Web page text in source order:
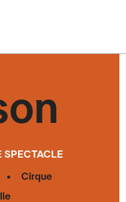
SPECTACLE
Cirque